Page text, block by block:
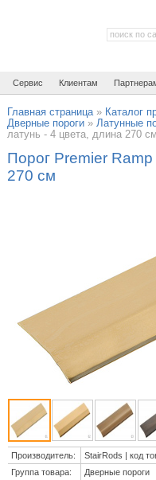
Сервис Клиентам
Главная страница» Каталог
Дверные пороги »Латунные
латунь - 4 цвета, длина 270
Порог Premier
270 см
Производитель:
StairRods | код
Группа товара:
Дверные пороги